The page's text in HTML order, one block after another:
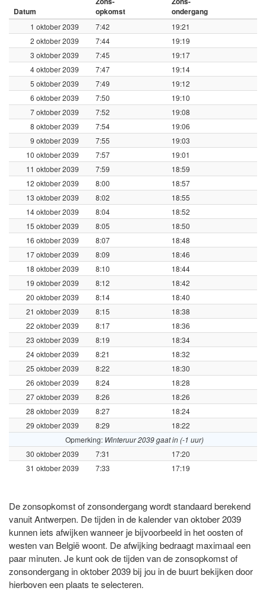
Datum
opkomst
ondergang
1 oktober 2039 7:42
19:21
2 oktober 2039
7:44
19:19
3 oktober 2039
7:45
19:17
4 oktober 2039
7:47
19:14
5 oktober 2039
7:49
19:12
6 oktober 2039
7:50
19:10
7 oktober 2039
7:52
19:08
8 oktober 2039
7:54
19:06
9 oktober 2039
7:55
19:03
10 oktober 2039
7:57
19:01
11 oktober 2039
7:59
18:59
12 oktober 2039
8:00
18:57
13 oktober 2039
8:02
18:55
14 oktober 2039
8:04
18:52
15 oktober 2039
8:05
18:50
16 oktober 2039
8:07
18:48
17 oktober 2039
8:09
18:46
18 oktober 2039
8:10
18:44
19 oktober 2039
8:12
18:42
20 oktober 2039
8:14
18:40
21 oktober 2039
8:15
18:38
22 oktober 2039
8:17
18:36
23 oktober 2039
8:19
18:34
24 oktober 2039
8:21
18:32
25 oktober 2039
8:22
18:30
26 oktober 2039
8:24
18:28
27 oktober 2039
8:26
18:26
28 oktober 2039
8:27
18:24
29 oktober 2039
8:29
18:22
Opmerking: Winteruur 2039 gaat in (-1 uur)
30 oktober 2039
7:31
17:20
31 oktober 2039
7:33 17:19
De zonsopkomst of zonsondergang wordt standaard berekend
vanuit Antwerpen. De tijden in de kalender van oktober 2039
kunnen iets afwijken wanneer je bijvoorbeeld in het oosten of
westen van België woont. De afwijking bedraagt maximaal een
paar minuten. Je kunt ook de tijden van de zonsopkomst of
zonsondergang in oktober 2039 bij jou in de buurt bekijken door
hierboven een plaats te selecteren.